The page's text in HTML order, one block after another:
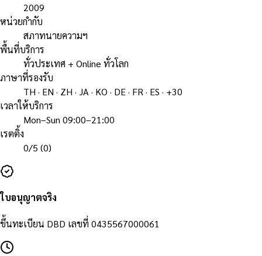
2009
หน่วยกำกับ
สภาทนายความฯ
พื้นที่บริการ
ทั่วประเทศ + Online ทั่วโลก
ภาษาที่รองรับ
TH · EN · ZH · JA · KO · DE · FR · ES · +30
เวลาให้บริการ
Mon–Sun 09:00–21:00
เรตติ้ง
0/5 (0)
ใบอนุญาตจริง
ขึ้นทะเบียน DBD เลขที่ 0435567000061